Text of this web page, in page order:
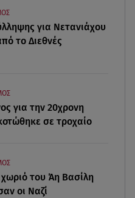
εξαψήφιο ποσό
να αλλάξετε τα
στα 69 ο παραγωγός
για Νετανιάχου
το Διεθνές
για την 20χρονη
σε τροχαίο
χωριό του Άη Βασίλη
οι Ναζί